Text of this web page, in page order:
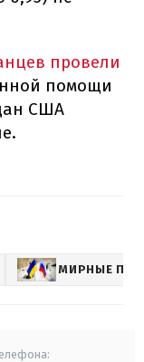
провели
помощи
США
МИРНЫЕ